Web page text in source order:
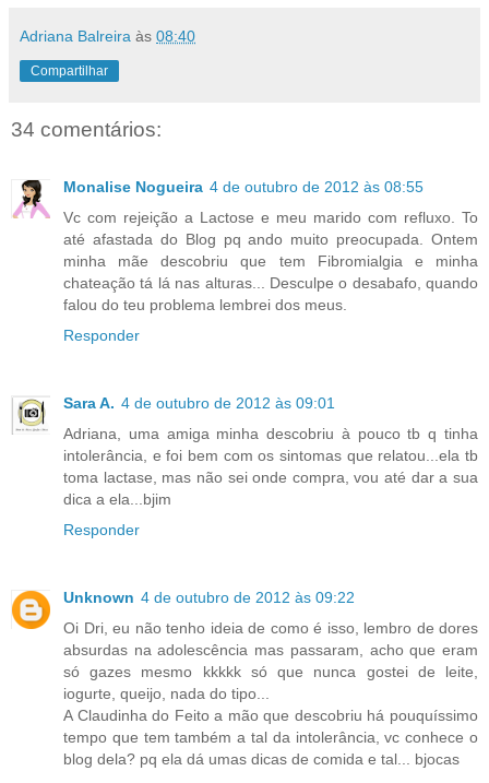
Adriana Balreira às 08:40
Compartilhar
34 comentários:
Monalise Nogueira 4 de outubro de 2012 às 08:55
Vc com rejeição a Lactose e meu marido com refluxo. To
até afastada do Blog pq ando muito preocupada. Ontem
minha mãe descobriu que tem Fibromialgia e minha
chateação tá lá nas alturas... Desculpe o desabafo, quando
falou do teu problema lembrei dos meus.
Responder
Sara A. 4 de outubro de 2012 às 09:01
Adriana, uma amiga minha descobriu à pouco tb q tinha
intolerância, e foi bem com os sintomas que relatou...ela tb
toma lactase, mas não sei onde compra, vou até dar a sua
dica a ela...bjim
Responder
Unknown 4 de outubro de 2012 às 09:22
Oi Dri, eu não tenho ideia de como é isso, lembro de dores
absurdas na adolescência mas passaram, acho que eram
só gazes mesmo kkkkk só que nunca gostei de leite,
iogurte, queijo, nada do tipo...
A Claudinha do Feito a mão que descobriu há pouquíssimo
tempo que tem também a tal da intolerância, vc conhece o
blog dela? pq ela dá umas dicas de comida e tal... bjocas